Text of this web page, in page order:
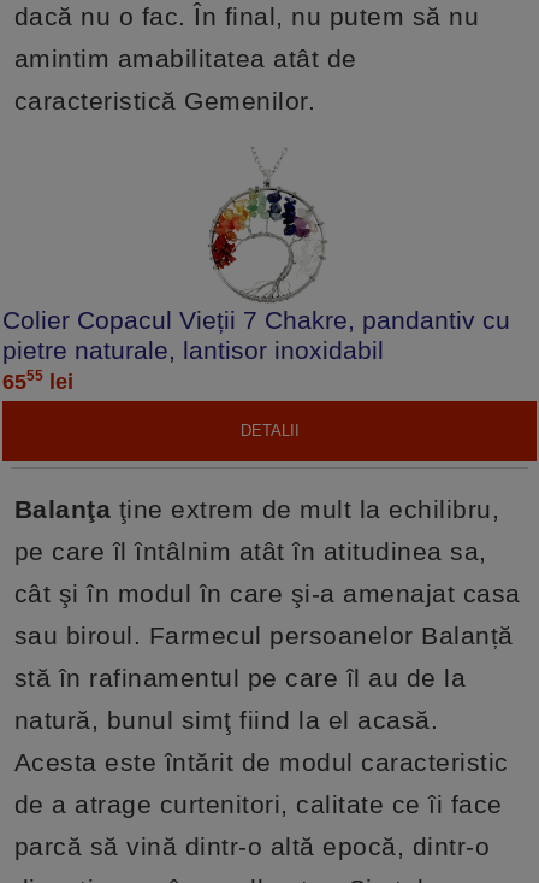
dacă nu o fac. În final, nu putem să nu
amintim amabilitatea atât de
caracteristică Gemenilor.
Colier Copacul Vieții 7 Chakre, pandantiv cu
pietre naturale, lantisor inoxidabil
6555 lei
DETALII
Balanţa ţine extrem de mult la echilibru,
pe care îl întâlnim atât în atitudinea sa,
cât şi în modul în care şi-a amenajat casa
sau biroul. Farmecul persoanelor Balanță
stă în rafinamentul pe care îl au de la
natură, bunul simţ fiind la el acasă.
Acesta este întărit de modul caracteristic
de a atrage curtenitori, calitate ce îi face
parcă să vină dintr-o altă epocă, dintr-o